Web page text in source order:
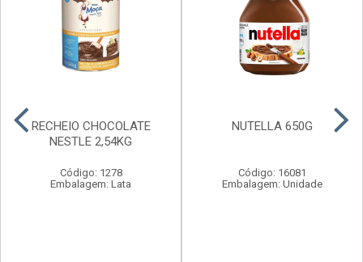
RECHEIO CHOCOLATE
NESTLE 2,54KG
Código: 1278
Embalagem: Lata
NUTELLA 650G
Código: 16081
Embalagem: Unidade